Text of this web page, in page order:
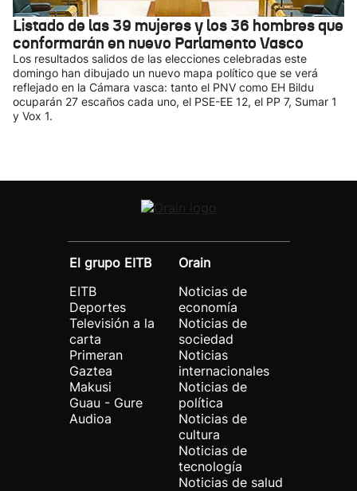
Listado de las 39 mujeres y los 36 hombres que
conformarán en nuevo Parlamento Vasco
Los resultados salidos de las elecciones celebradas este
domingo han dibujado un nuevo mapa político que se verá
reflejado en la Cámara vasca: tanto el PNV como EH Bildu
ocuparán 27 escaños cada uno, el PSE-EE 12, el PP 7, Sumar 1
y Vox 1.
El grupo EITB
EITB
Deportes
Televisión a la
carta
Primeran
Gaztea
Makusi
Guau - Gure
Audioa
Orain
Noticias de
economía
Noticias de
sociedad
Noticias
internacionales
Noticias de
política
Noticias de
cultura
Noticias de
tecnología
Noticias de salud